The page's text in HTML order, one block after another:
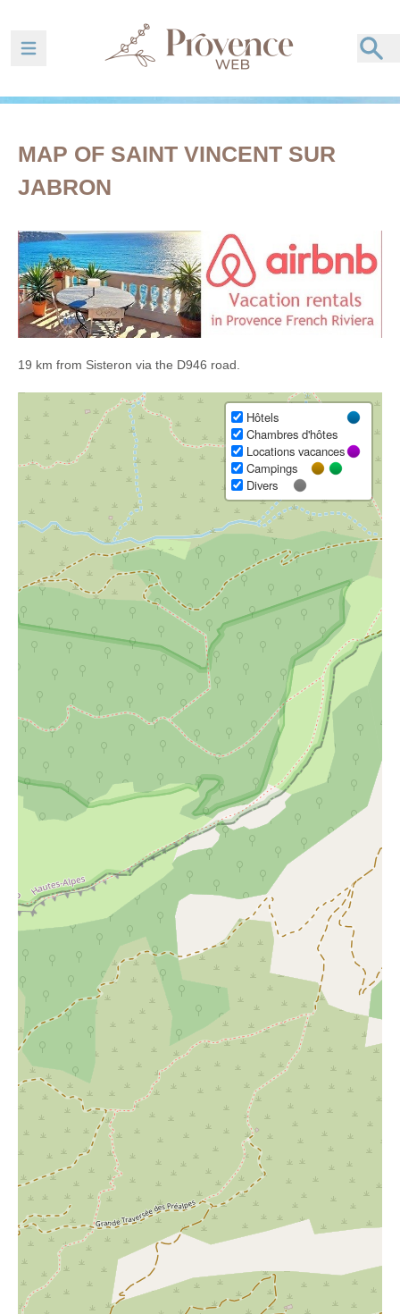
Ouvrir la barre de navigation
MAP OF SAINT VINCENT SUR
JABRON
19 km from Sisteron via the D946 road.
Hôtels
Chambres d'hôtes
Locations vacances
Campings
Divers